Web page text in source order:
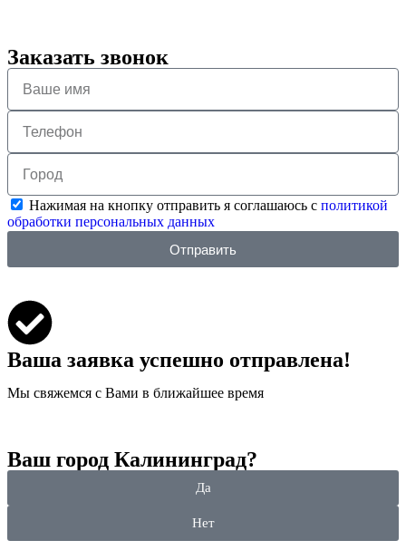
Заказать звонок
Нажимая на кнопку отправить я соглашаюсь с политикой
обработки персональных данных
Отправить
Ваша заявка успешно отправлена!
Мы свяжемся с Вами в ближайшее время
Ваш город Калининград?
Да
Нет